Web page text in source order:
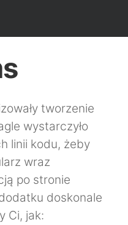
tworzenie
wystarczyło
linii kodu, żeby
wraz
po stronie
doskonale
Ci, jak: